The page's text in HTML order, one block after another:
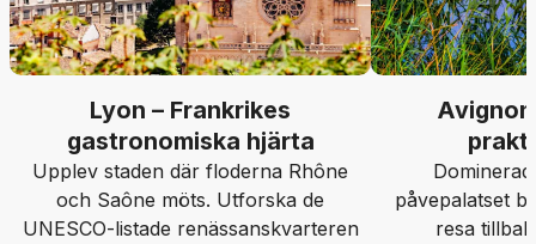
Lyon – Frankrikes
gastronomiska hjärta
Upplev staden där floderna Rhône
och Saône möts. Utforska de
UNESCO-listade renässanskvarteren
påvepalatset
resa